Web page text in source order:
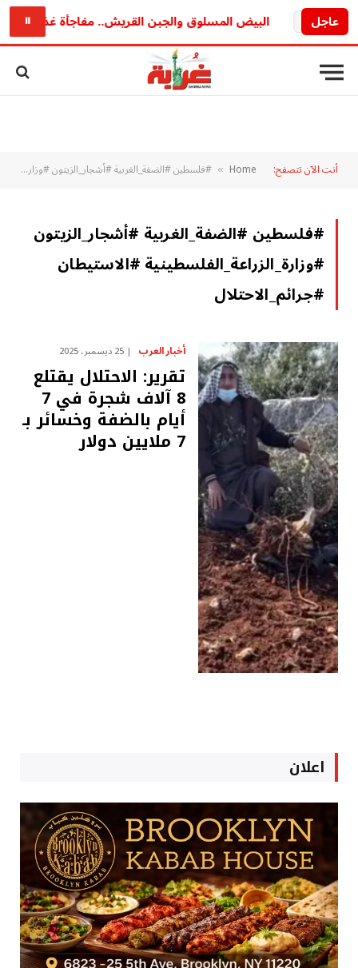
عاجل البيض المسلوق والجبن القريش.. مفاجأة غذائية قد
⏸
أنت الآن تتصفح: Home
» #فلسطين #الضفة_الغربية #أشجار_الزيتون #وزارة_الزراعة_الفلسطينية #الاستيطان #جرائم_الاحتلال
#فلسطين #الضفة_الغربية #أشجار_الزيتون
#وزارة_الزراعة_الفلسطينية #الاستيطان
#جرائم_الاحتلال
أخبار العرب 25 ديسمبر، 2025
تقرير: الاحتلال يقتلع
8 آلاف شجرة في 7
أيام بالضفة وخسائر بـ
7 ملايين دولار
اعلان